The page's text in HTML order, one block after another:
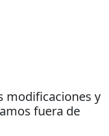
modificaciones y
fuera de